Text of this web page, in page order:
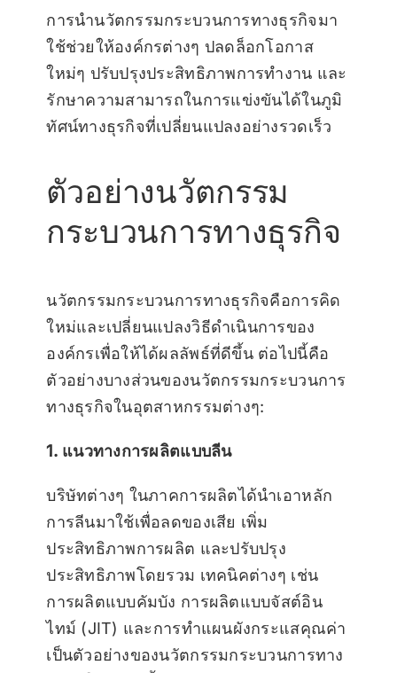
การนำนวัตกรรมกระบวนการทางธุรกิจมา
ใช้ช่วยให้องค์กรต่างๆ ปลดล็อกโอกาส
ใหม่ๆ ปรับปรุงประสิทธิภาพการทำงาน และ
รักษาความสามารถในการแข่งขันได้ในภูมิ
ทัศน์ทางธุรกิจที่เปลี่ยนแปลงอย่างรวดเร็ว
ตัวอย่างนวัตกรรม
กระบวนการทางธุรกิจ
นวัตกรรมกระบวนการทางธุรกิจคือการคิด
ใหม่และเปลี่ยนแปลงวิธีดำเนินการของ
องค์กรเพื่อให้ได้ผลลัพธ์ที่ดีขึ้น ต่อไปนี้คือ
ตัวอย่างบางส่วนของนวัตกรรมกระบวนการ
ทางธุรกิจในอุตสาหกรรมต่างๆ:
1. แนวทางการผลิตแบบลีน
บริษัทต่างๆ ในภาคการผลิตได้นำเอาหลัก
การลีนมาใช้เพื่อลดของเสีย เพิ่ม
ประสิทธิภาพการผลิต และปรับปรุง
ประสิทธิภาพโดยรวม เทคนิคต่างๆ เช่น
การผลิตแบบคัมบัง การผลิตแบบจัสต์อิน
ไทม์ (JIT) และการทำแผนผังกระแสคุณค่า
เป็นตัวอย่างของนวัตกรรมกระบวนการทาง